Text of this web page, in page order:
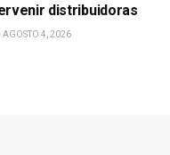
distribuidoras
AGOSTO 4, 2026